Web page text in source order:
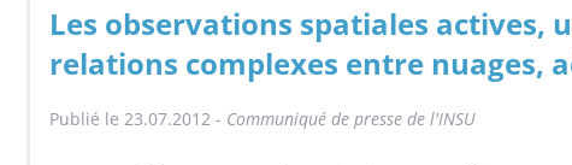
Les observations spatiales actives,
relations complexes entre nuages,
Publié le 23.07.2012 - Communiqué de presse de l'INSU